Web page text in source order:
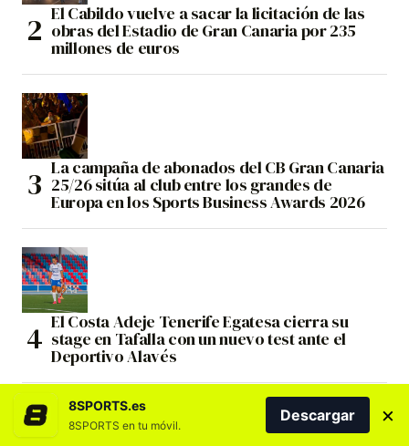
El Cabildo vuelve a sacar la licitación de las
obras del Estadio de Gran Canaria por 235
millones de euros
La campaña de abonados del CB Gran Canaria
25/26 sitúa al club entre los grandes de
Europa en los Sports Business Awards 2026
El Costa Adeje Tenerife Egatesa cierra su
stage en Tafalla con un nuevo test ante el
Deportivo Alavés
8SPORTS.es
8SPORTS en tu móvil.
Descargar ×